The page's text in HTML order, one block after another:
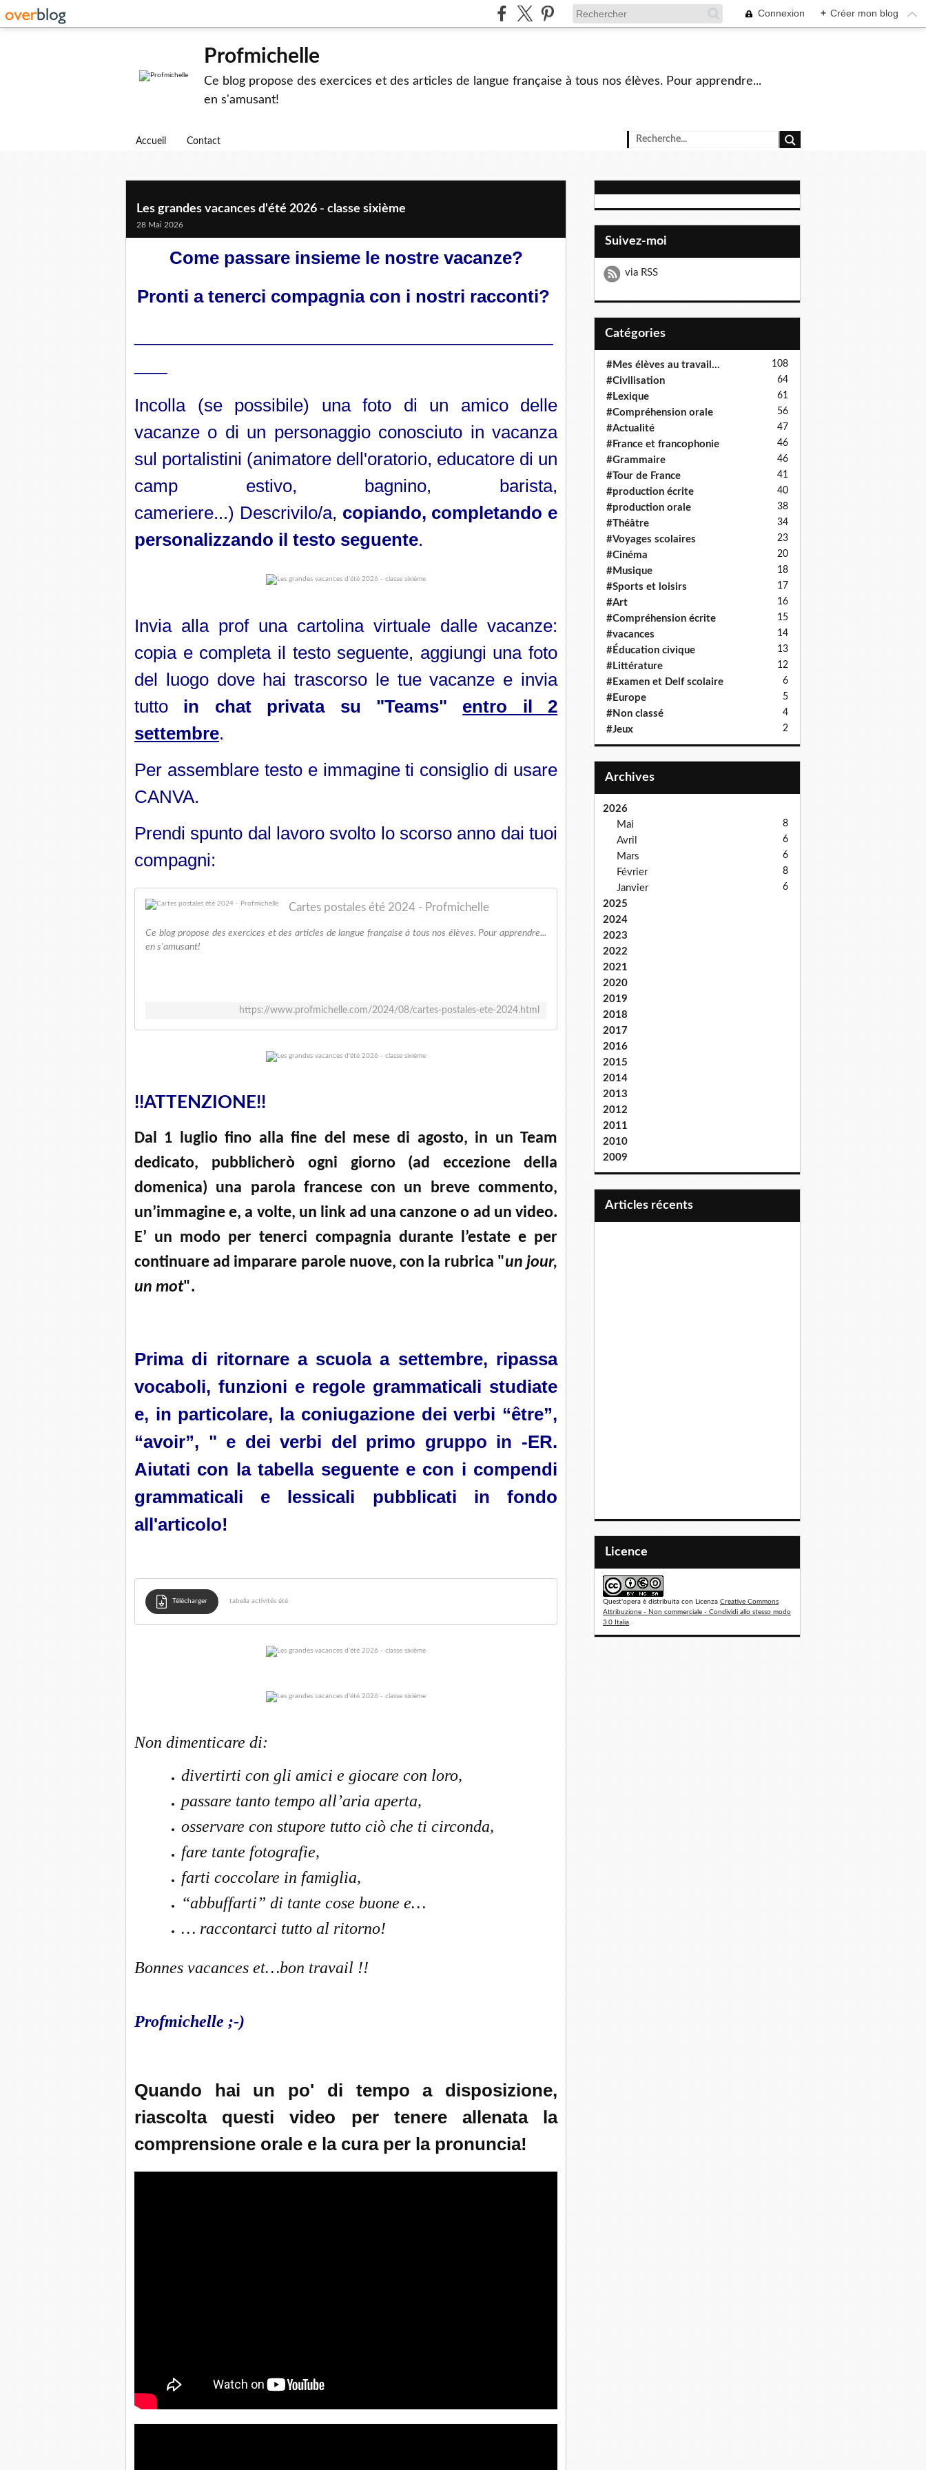
Connexion + Créer mon blog
Profmichelle
Ce blog propose des exercices et des articles de langue française à tous nos élèves. Pour apprendre...
en s'amusant!
Accueil Contact
Les grandes vacances d'été 2026 - classe sixième
28 Mai 2026
Come passare insieme le nostre vacanze?
Pronti a tenerci compagnia con i nostri racconti?
Incolla (se possibile) una foto di un amico delle
vacanze o di un personaggio conosciuto in vacanza
sul portalistini (animatore dell'oratorio, educatore di un
camp estivo, bagnino, barista,
cameriere...) Descrivilo/a, copiando, completando e
personalizzando il testo seguente.
Invia alla prof una cartolina virtuale dalle vacanze:
copia e completa il testo seguente, aggiungi una foto
del luogo dove hai trascorso le tue vacanze e invia
tutto in chat privata su "Teams" entro il 2
settembre.
Per assemblare testo e immagine ti consiglio di usare
CANVA.
Prendi spunto dal lavoro svolto lo scorso anno dai tuoi
compagni:
Cartes postales été 2024 - Profmichelle
Ce blog propose des exercices et des articles de langue française à tous nos élèves. Pour apprendre...
en s'amusant!
https://www.profmichelle.com/2024/08/cartes-postales-ete-2024.html
!!ATTENZIONE!!
Dal 1 luglio fino alla fine del mese di agosto, in un Team
dedicato, pubblicherò ogni giorno (ad eccezione della
domenica) una parola francese con un breve commento,
un’immagine e, a volte, un link ad una canzone o ad un video.
E’ un modo per tenerci compagnia durante l’estate e per
continuare ad imparare parole nuove, con la rubrica "un jour,
un mot".
Prima di ritornare a scuola a settembre, ripassa
vocaboli, funzioni e regole grammaticali studiate
e, in particolare, la coniugazione dei verbi “être”,
“avoir”, " e dei verbi del primo gruppo in -ER.
Aiutati con la tabella seguente e con i compendi
grammaticali e lessicali pubblicati in fondo
all'articolo!
Télécharger tabella activités été
Non dimenticare di:
divertirti con gli amici e giocare con loro,
passare tanto tempo all’aria aperta,
osservare con stupore tutto ciò che ti circonda,
fare tante fotografie,
farti coccolare in famiglia,
“abbuffarti” di tante cose buone e…
… raccontarci tutto al ritorno!
Bonnes vacances et…bon travail !!
Profmichelle ;-)
Quando hai un po' di tempo a disposizione,
riascolta questi video per tenere allenata la
comprensione orale e la cura per la pronuncia!
Suivez-moi
via RSS
Catégories
#Mes élèves au travail... 108
#Civilisation 64
#Lexique 61
#Compréhension orale 56
#Actualité 47
#France et francophonie 46
#Grammaire 46
#Tour de France 41
#production écrite 40
#production orale 38
#Théâtre 34
#Voyages scolaires 23
#Cinéma 20
#Musique 18
#Sports et loisirs 17
#Art 16
#Compréhension écrite 15
#vacances 14
#Éducation civique 13
#Littérature 12
#Examen et Delf scolaire 6
#Europe 5
#Non classé 4
#Jeux 2
Archives
2026
Mai
8
Avril 6
Mars 6
Février 8
Janvier 6
2025
2024
2023
2022
2021
2020
2019
2018
2017
2016
2015
2014
2013
2012
2011
2010
2009
articles récents
Licence
Quest'opera è distribuita con Licenza Creative Commons
Attribuzione - Non commerciale - Condividi allo stesso modo
3.0 Italia.